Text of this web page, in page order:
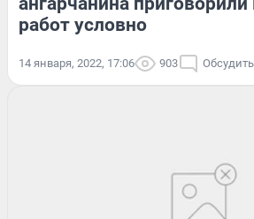
работ условно
14 января, 2022, 17:06 903 Обсудить